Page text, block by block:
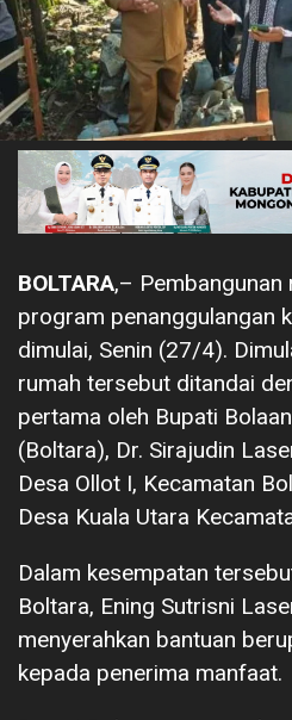
BOLTARA,– Pembangunan
program penanggulangan
dimulai, Senin (27/4).
rumah tersebut ditandai
pertama oleh Bupati
(Boltara), Dr. Sirajudin
Desa Ollot I, Kecamatan
Desa Kuala Utara
Dalam kesempatan
Boltara, Ening Sutrisni
menyerahkan bantuan
kepada penerima manfaat.